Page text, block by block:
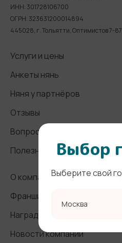
ИНН: 301728106700
ОГРН: 323631200014894
445028, г. Тольятти, Оптимистов 7-87
Услуги и цены
Анкеты нянь
Няня у партнёров
Отзывы
Вопросы и ответы
Полезные статьи
О компании
Франшиза
Награды и СМИ
Новости компании
Выбор
Выберите свой
Москва